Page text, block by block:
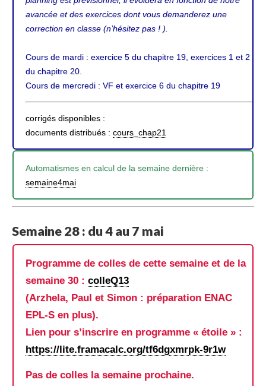
avancée et des exercices dont vous demanderez une
correction en classe (n’hésitez pas ! ).
Cours de mardi : exercice 5 du chapitre 19, exercices 1 et 2
du chapitre 20.
Cours de mercredi : VF et exercice 6 du chapitre 19
corrigés disponibles :
documents distribués : cours_chap21
Automatismes en calcul de la semaine dernière :
semaine4mai
Semaine 28 : du 4 au 7 mai
Programme de colles de cette semaine et de la
semaine 30 : colleQ13
(Arzhela, Paul et Simon : préparation ENAC
EPL-S en plus).
Lien pour s’inscrire en programme « étoile » :
https://lite.framacalc.org/tf6dgxmrpk-9r1w
Pas de colles la semaine prochaine.